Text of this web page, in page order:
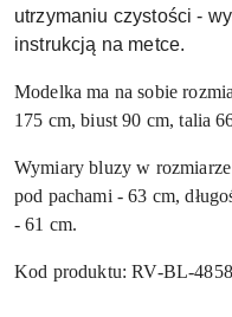
utrzymaniu czystości -
instrukcją na metce.
Modelka ma na sobie
175 cm, biust 90 cm, talia
Wymiary bluzy w rozmiarze
pod pachami - 63 cm,
- 61 cm.
Kod produktu: RV-BL-